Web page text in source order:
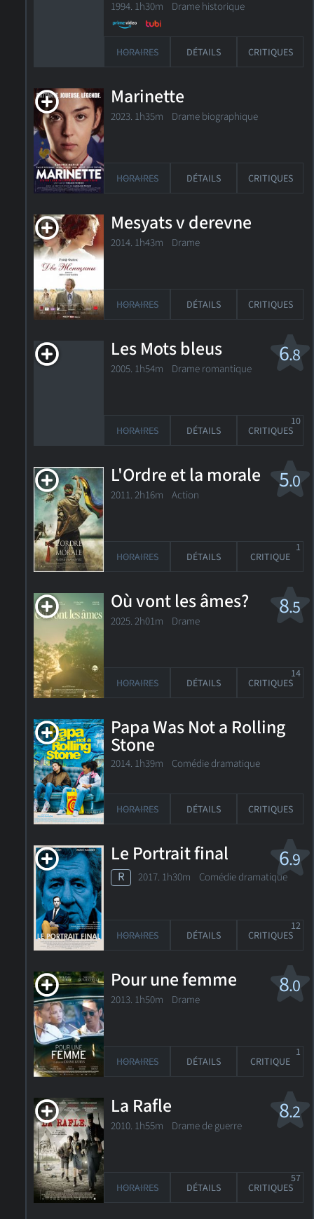
1994. 1h30m Drame historique
HORAIRES DÉTAILS CRITIQUES
Marinette
2023. 1h35m Drame biographique
HORAIRES DÉTAILS CRITIQUES
Mesyats v derevne
2014. 1h43m Drame
HORAIRES DÉTAILS CRITIQUES
6.8
Les Mots bleus
2005. 1h54m Drame romantique
HORAIRES DÉTAILS CRITIQUES
10
5.0
L'Ordre et la morale
2011. 2h16m Action
HORAIRES DÉTAILS CRITIQUE
1
8.5
Où vont les âmes?
2025. 2h01m Drame
HORAIRES DÉTAILS CRITIQUES
14
Papa Was Not a Rolling
Stone
2014. 1h39m Comédie dramatique
HORAIRES DÉTAILS CRITIQUES
6.9
Le Portrait final
R 2017. 1h30m Comédie dramatique
HORAIRES DÉTAILS CRITIQUES
12
8.0
Pour une femme
2013. 1h50m Drame
HORAIRES DÉTAILS CRITIQUE
1
8.2
La Rafle
2010. 1h55m Drame de guerre
HORAIRES DÉTAILS CRITIQUES
57